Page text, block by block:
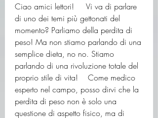
Ciao amici lettori!     Vi va di parlare
di uno dei temi più gettonati del
momento? Parliamo della perdita di
peso! Ma non stiamo parlando di una
semplice dieta, no no. Stiamo
parlando di una rivoluzione totale del
proprio stile di vita!    Come medico
esperto nel campo, posso dirvi che la
perdita di peso non è solo una
questione di aspetto fisico, ma di